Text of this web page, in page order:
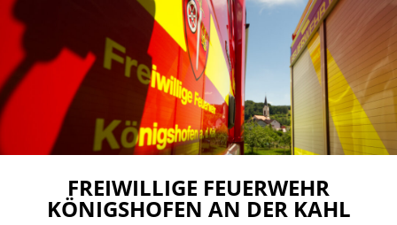
FREIWILLIGE FEUERWEHR
KÖNIGSHOFEN AN DER KAHL